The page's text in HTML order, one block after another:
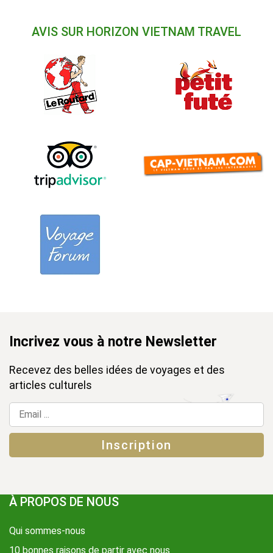
AVIS SUR HORIZON VIETNAM TRAVEL
Incrivez vous à notre Newsletter
Recevez des belles idées de voyages et des
articles culturels
À PROPOS DE NOUS
Qui sommes-nous
10 bonnes raisons de partir avec nous